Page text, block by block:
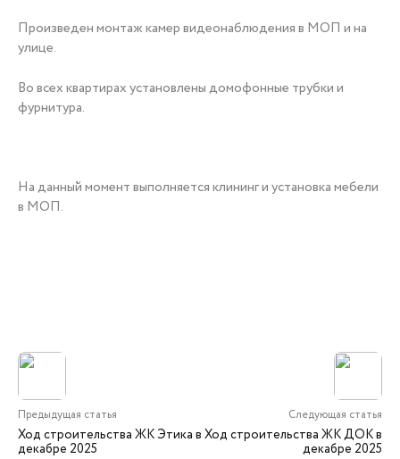
Произведен монтаж камер видеонаблюдения в МОП и на
улице.
Во всех квартирах установлены домофонные трубки и
фурнитура.
На данный момент выполняется клининг и установка мебели
в МОП.
Предыдущая статья
Ход строительства ЖК Этика в
декабре 2025
Следующая статья
Ход строительства ЖК ДОК в
декабре 2025